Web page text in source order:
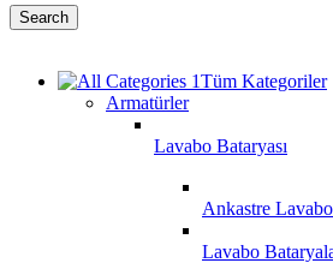
Search
Tüm Kategoriler
Armatürler
Lavabo Bataryası
Ankastre
Lavabo